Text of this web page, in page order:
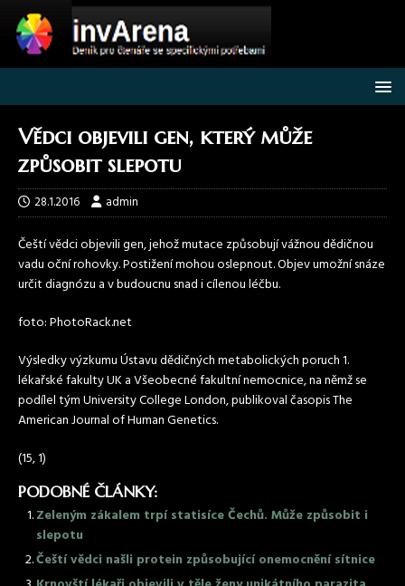
Vědci objevili gen, který může
způsobit slepotu
28.1.2016 admin
Čeští vědci objevili gen, jehož mutace způsobují vážnou dědičnou
vadu oční rohovky. Postižení mohou oslepnout. Objev umožní snáze
určit diagnózu a v budoucnu snad i cílenou léčbu.
foto: PhotoRack.net
Výsledky výzkumu Ústavu dědičných metabolických poruch 1.
lékařské fakulty UK a Všeobecné fakultní nemocnice, na němž se
podílel tým University College London, publikoval časopis The
American Journal of Human Genetics.
(15, 1)
PODOBNÉ ČLÁNKY:
Zeleným zákalem trpí statisíce Čechů. Může způsobit i
slepotu
Čeští vědci našli protein způsobující onemocnění sítnice